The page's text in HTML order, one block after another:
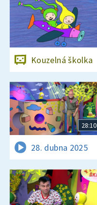
Kouzelná školka
28:10
28. dubna 2025